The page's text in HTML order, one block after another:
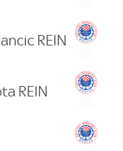
REIN
REIN